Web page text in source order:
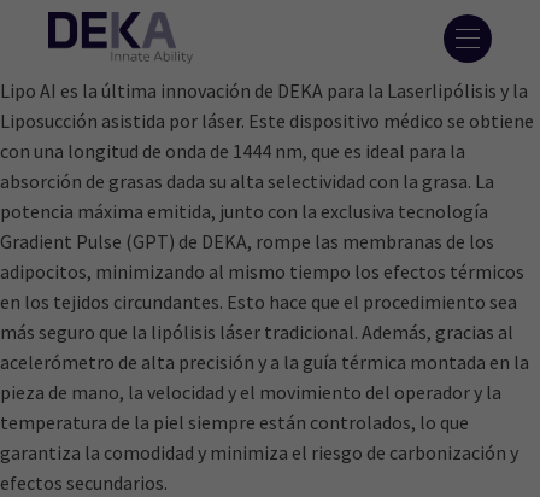
Lipo AI es la última innovación de DEKA para la Laserlipólisis y la
Liposucción asistida por láser. Este dispositivo médico se obtiene
con una longitud de onda de 1444 nm, que es ideal para la
absorción de grasas dada su alta selectividad con la grasa. La
potencia máxima emitida, junto con la exclusiva tecnología
Gradient Pulse (GPT) de DEKA, rompe las membranas de los
adipocitos, minimizando al mismo tiempo los efectos térmicos
en los tejidos circundantes. Esto hace que el procedimiento sea
más seguro que la lipólisis láser tradicional. Además, gracias al
acelerómetro de alta precisión y a la guía térmica montada en la
pieza de mano, la velocidad y el movimiento del operador y la
temperatura de la piel siempre están controlados, lo que
garantiza la comodidad y minimiza el riesgo de carbonización y
efectos secundarios.